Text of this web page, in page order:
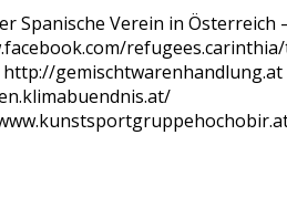
Spanische Verein in
gemischtwarenhandlung.at